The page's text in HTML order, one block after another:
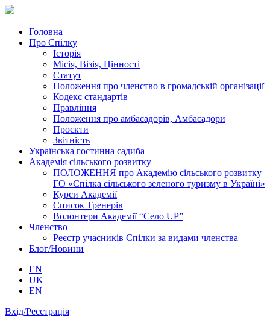
Головна
Про Спілку
Історія
Місія, Візія, Цінності
Статут
Положення про членство в громадській організації
Кодекс стандартів
Правління
Положення про амбасадорів, Амбасадори
Проєкти
Звітність
Українська гостинна садиба
Академія сільського розвитку
ПОЛОЖЕННЯ про Академію cільського розвитку
ГО «Спілка сільського зеленого туризму в Україні»
Курси Академії
Список Тренерів
Волонтери Академії “Село UP”
Членство
Реєстр учасників Спілки за видами членства
Блог/Новини
EN
UK
EN
Вхід/Реєстрація